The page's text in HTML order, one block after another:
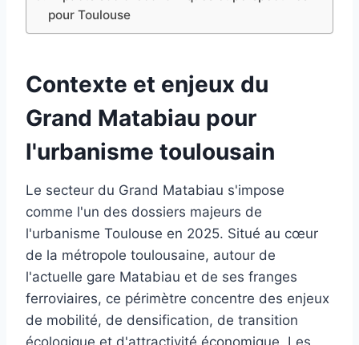
pour Toulouse
Contexte et enjeux du
Grand Matabiau pour
l'urbanisme toulousain
Le secteur du Grand Matabiau s'impose
comme l'un des dossiers majeurs de
l'urbanisme Toulouse en 2025. Situé au cœur
de la métropole toulousaine, autour de
l'actuelle gare Matabiau et de ses franges
ferroviaires, ce périmètre concentre des enjeux
de mobilité, de densification, de transition
écologique et d'attractivité économique. Les